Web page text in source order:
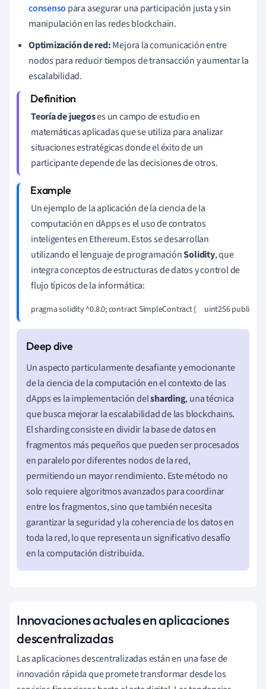
consenso para asegurar una participación justa y sin
manipulación en las redes blockchain.
Optimización de red:Mejora la comunicación entre
nodos para reducir tiempos de transacción y aumentar la
escalabilidad.
Teoría de juegoses un campo de estudio en
matemáticas aplicadas que se utiliza para analizar
situaciones estratégicas donde el éxito de un
participante depende de las decisiones de otros.
Un ejemplo de la aplicación de la ciencia de la
computación en dApps es el uso de contratos
inteligentes en Ethereum. Estos se desarrollan
utilizando el lenguaje de programaciónSolidity, que
integra conceptos de estructuras de datos y control de
flujo típicos de la informática:
pragma solidity ^0.8.0; contract SimpleContract {     uint256 public
Un aspecto particularmente desafiante y emocionante
de la ciencia de la computación en el contexto de las
dApps es la implementación delsharding, una técnica
que busca mejorar la escalabilidad de las blockchains.
El sharding consiste en dividir la base de datos en
fragmentos más pequeños que pueden ser procesados
en paralelo por diferentes nodos de la red,
permitiendo un mayor rendimiento. Este método no
solo requiere algoritmos avanzados para coordinar
entre los fragmentos, sino que también necesita
garantizar la seguridad y la coherencia de los datos en
toda la red, lo que representa un significativo desafío
en la computación distribuida.
Innovaciones actuales en aplicaciones
descentralizadas
Las aplicaciones descentralizadas están en una fase de
innovación rápida que promete transformar desde los